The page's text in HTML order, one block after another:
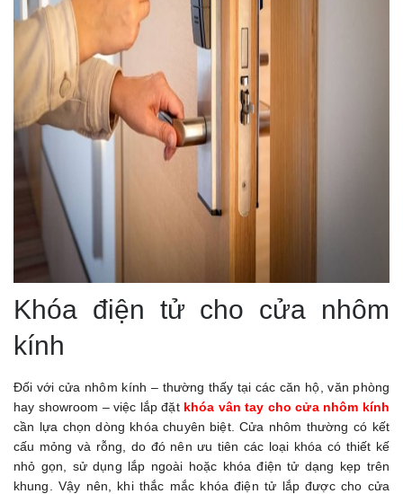
Khóa điện tử cho cửa nhôm
kính
Đối với cửa nhôm kính – thường thấy tại các căn hộ, văn phòng
hay showroom – việc lắp đặt khóa vân tay cho cửa nhôm kính
cần lựa chọn dòng khóa chuyên biệt. Cửa nhôm thường có kết
cấu mỏng và rỗng, do đó nên ưu tiên các loại khóa có thiết kế
nhỏ gọn, sử dụng lắp ngoài hoặc khóa điện tử dạng kẹp trên
khung. Vậy nên, khi thắc mắc khóa điện tử lắp được cho cửa